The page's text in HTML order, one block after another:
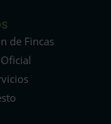
de Fincas